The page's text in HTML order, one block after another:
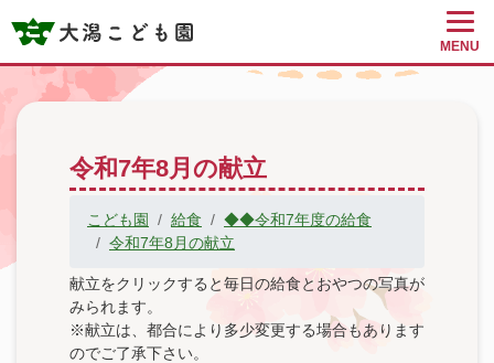
MENU
令和7年8月の献立
こども園 給食
◆◆令和7年度の給食
令和7年8月の献立
献立をクリックすると毎日の給食とおやつの写真が
みられます。
※献立は、都合により多少変更する場合もあります
のでご了承下さい。